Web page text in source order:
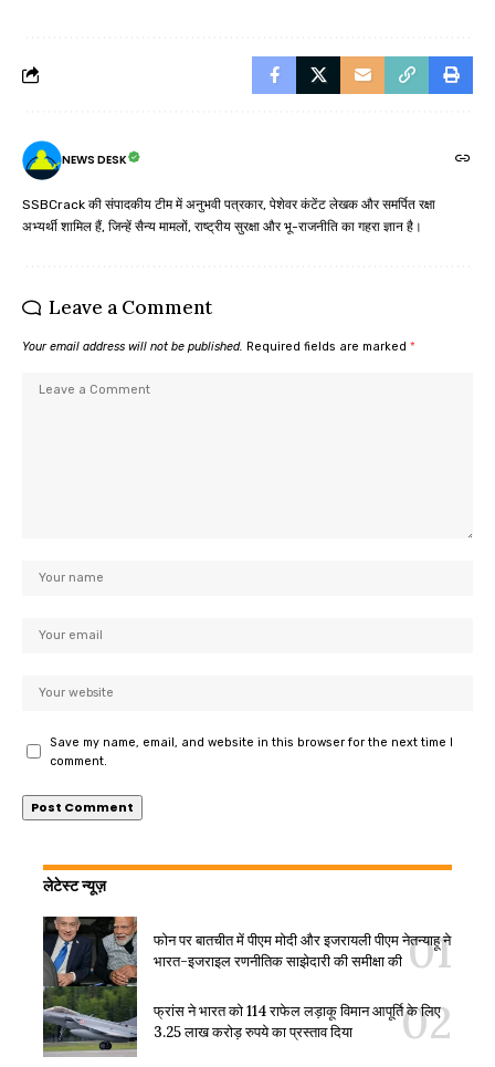
NEWS DESK
SSBCrack की संपादकीय टीम में अनुभवी पत्रकार, पेशेवर कंटेंट लेखक और समर्पित रक्षा
अभ्यर्थी शामिल हैं, जिन्हें सैन्य मामलों, राष्ट्रीय सुरक्षा और भू-राजनीति का गहरा ज्ञान है।
Leave a Comment
Your email address will not be published. Required fields are marked *
Save my name, email, and website in this browser for the next time I
comment.
लेटेस्ट न्यूज़
फोन पर बातचीत में पीएम मोदी और इजरायली पीएम नेतन्याहू ने
भारत-इजराइल रणनीतिक साझेदारी की समीक्षा की
फ्रांस ने भारत को 114 राफेल लड़ाकू विमान आपूर्ति के लिए
3.25 लाख करोड़ रुपये का प्रस्ताव दिया